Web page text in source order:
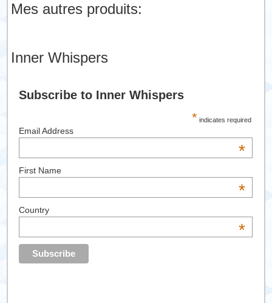
Mes autres produits:
Inner Whispers
Subscribe to Inner Whispers
* indicates required
Email Address
*
First Name
*
Country
*